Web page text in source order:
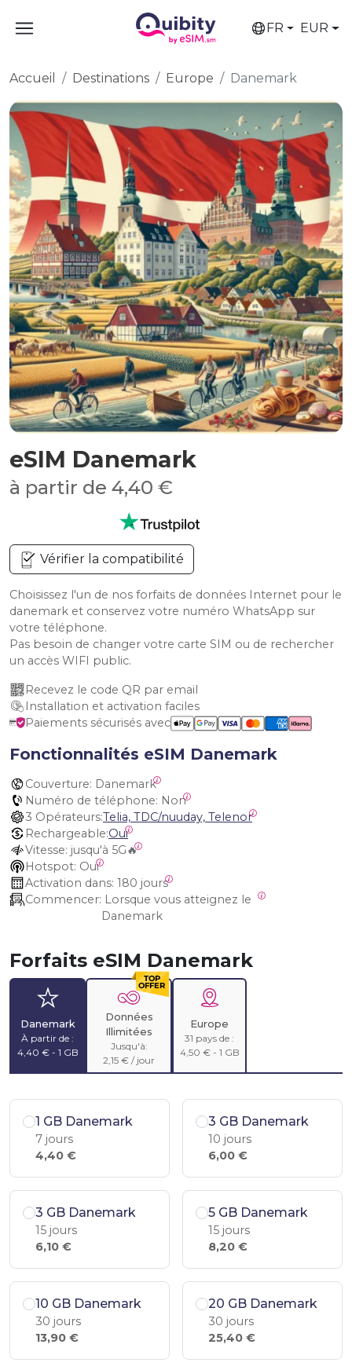
FR EUR
Accueil Destinations Europe Danemark
eSIM Danemark
à partir de 4,40 €
Vérifier la compatibilité
Choisissez l'un de nos forfaits de données Internet pour le
danemark et conservez votre numéro WhatsApp sur
votre téléphone.
Pas besoin de changer votre carte SIM ou de rechercher
un accès WIFI public.
Recevez le code QR par email
Installation et activation faciles
Paiements sécurisés avec
Fonctionnalités eSIM Danemark
Couverture: Danemark
Numéro de téléphone: Non
3 Opérateurs:Telia, TDC/nuuday, Telenor
Rechargeable:Oui
Vitesse: jusqu'à 5G🔥
Hotspot: Oui
Activation dans: 180 jours
Commencer:
Danemark
Forfaits eSIM Danemark
Danemark
À partir de :
4,40 € - 1 GB
Données
Illimitées
Jusqu'à:
2,15 € / jour
Europe
31 pays de :
4,50 € - 1 GB
1 GB Danemark
7 jours
4,40 €
3 GB Danemark
10 jours
6,00 €
3 GB Danemark
15 jours
6,10 €
5 GB Danemark
15 jours
8,20 €
10 GB Danemark
30 jours
13,90 €
20 GB Danemark
30 jours
25,40 €